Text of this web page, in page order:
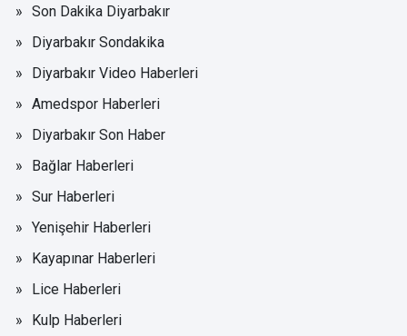
Son Dakika Diyarbakır
Diyarbakır Sondakika
Diyarbakır Video Haberleri
Amedspor Haberleri
Diyarbakır Son Haber
Bağlar Haberleri
Sur Haberleri
Yenişehir Haberleri
Kayapınar Haberleri
Lice Haberleri
Kulp Haberleri